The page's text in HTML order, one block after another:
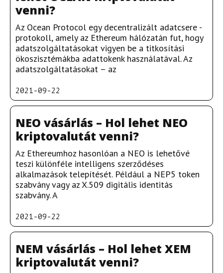
venni?
Az Ocean Protocol egy decentralizált adatcsere -
protokoll, amely az Ethereum hálózatán fut, hogy
adatszolgáltatásokat vigyen be a titkosítási
ökoszisztémákba adattokenk használatával. Az
adatszolgáltatásokat – az
2021-09-22
NEO vásárlás – Hol lehet NEO
kriptovalutát venni?
Az Ethereumhoz hasonlóan a NEO is lehetővé
teszi különféle intelligens szerződéses
alkalmazások telepítését. Például a NEP5 token
szabvány vagy az X.509 digitális identitás
szabvány. A
2021-09-22
NEM vásárlás – Hol lehet XEM
kriptovalutát venni?